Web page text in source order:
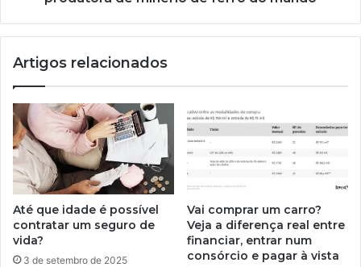
Artigos relacionados
Até que idade é possível
contratar um seguro de
vida?
3 de setembro de 2025
Vai comprar um carro?
Veja a diferença real entre
financiar, entrar num
consórcio e pagar à vista